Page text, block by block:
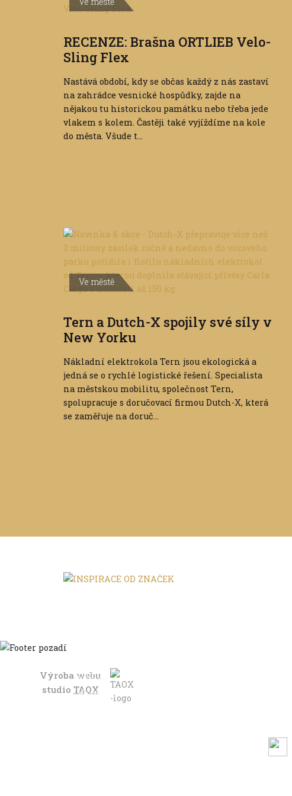
RECENZE: Brašna ORTLIEB Velo-
Sling Flex
Nastává období, kdy se občas každý z nás zastaví
na zahrádce vesnické hospůdky, zajde na
nějakou tu historickou památku nebo třeba jede
vlakem s kolem. Častěji také vyjíždíme na kole
do města. Všude t...
Ve městě
Tern a Dutch-X spojily své síly v
New Yorku
Nákladní elektrokola Tern jsou ekologická a
jedná se o rychlé logistické řešení. Specialista
na městskou mobilitu, společnost Tern,
spolupracuje s doručovací firmou Dutch-X, která
se zaměřuje na doruč...
Výroba webu
studio TAOX
Domů
Ve městě